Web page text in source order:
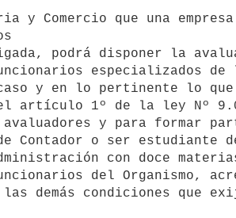
podrá disponer la
especializados de
y en lo pertinente lo
artículo 1º de la ley Nº
Contador o ser estudiante
con doce
del Organismo,
demás condiciones que